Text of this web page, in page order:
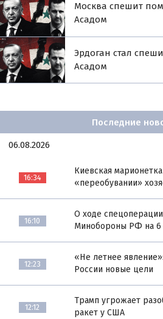
Москва спешит
Асадом
Эрдоган стал
Асадом
Последние
06.08.2026
16:34
Киевская
«переобувании»
16:10
О ходе
Минобороны РФ на 6
12:23
«Не летнее
России новые цели
12:12
Трамп угрожает
ракет у США